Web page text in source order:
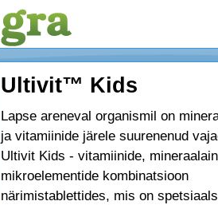
Ultivit™ Kids
Lapse areneval organismil on
ja vitamiinide järele suurenenud
Ultivit Kids - vitamiinide,
mikroelementide kombinatsioon
närimistablettides, mis on